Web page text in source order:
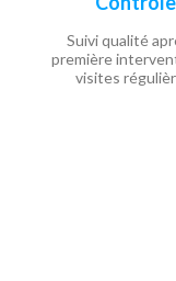
Suivi qualité
première
visites